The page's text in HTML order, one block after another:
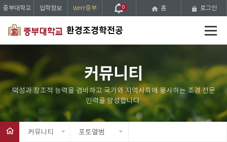
환경조경학전공
메
중부대학교 입학정보 WHY중부 0 홈 로그인
커뮤니티
커뮤니티 포토앨범